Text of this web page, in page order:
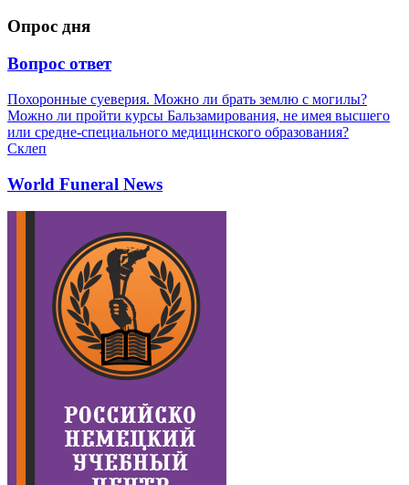
Опрос дня
Вопрос ответ
Похоронные суеверия. Можно ли брать землю с могилы?
Можно ли пройти курсы Бальзамирования, не имея высшего
или средне-специального медицинского образования?
Склеп
World Funeral News